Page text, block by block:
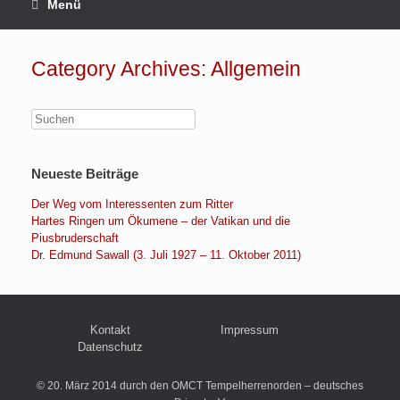
Menü
Category Archives: Allgemein
Neueste Beiträge
Der Weg vom Interessenten zum Ritter
Hartes Ringen um Ökumene – der Vatikan und die
Piusbruderschaft
Dr. Edmund Sawall (3. Juli 1927 – 11. Oktober 2011)
Kontakt
Impressum
Datenschutz
© 20. März 2014 durch den OMCT Tempelherrenorden – deutsches